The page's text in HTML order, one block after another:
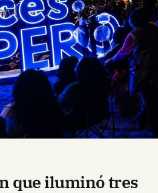
que iluminó tres